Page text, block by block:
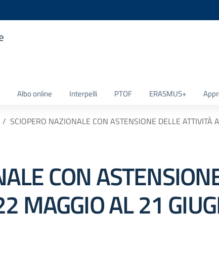
Albo online Interpelli PTOF ERASMUS+
SCIOPERO NAZIONALE CON ASTENSIONE DELLE
CON
MAGGIO AL 21